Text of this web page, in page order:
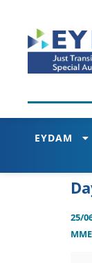
EYDAM
25/
ΜΜΕ